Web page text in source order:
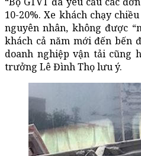
10-20%. Xe khách chạy
nguyên nhân, không được
khách cả năm mới đến bến
doanh nghiệp vận tải cũng
trưởng Lê Đình Thọ lưu ý.